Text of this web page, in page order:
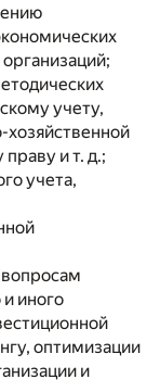
учету,
и т. д.;
учета,
иного
оптимизации
и